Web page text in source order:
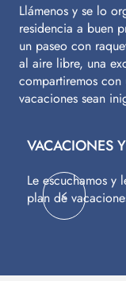
Llámenos y se lo
residencia a buen
un paseo con
al aire libre, una
compartiremos con
vacaciones sean
VACACIONES
Le escuchamos y
plan de